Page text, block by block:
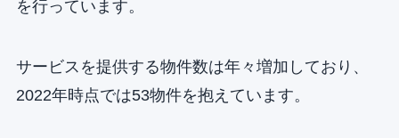
を行っています。
サービスを提供する物件数は年々増加しており、
2022年時点では53物件を抱えています。